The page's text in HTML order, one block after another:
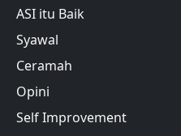
ASI itu Baik
Syawal
Ceramah
Opini
Self Improvement